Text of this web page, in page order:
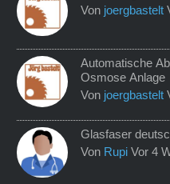
Von joergbastelt
Automatische
Osmose Anlage
Von joergbastelt
Glasfaser
Von Rupi Vor 4